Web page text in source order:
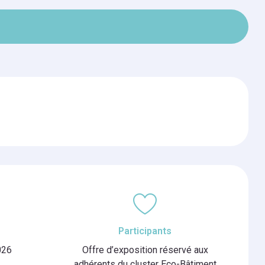
Participants
Offre d’exposition réservé aux